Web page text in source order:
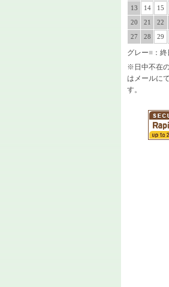
13
14 15
20
21 22
27
28 29
グレー■ ：
※日中不在
はメールに
す。